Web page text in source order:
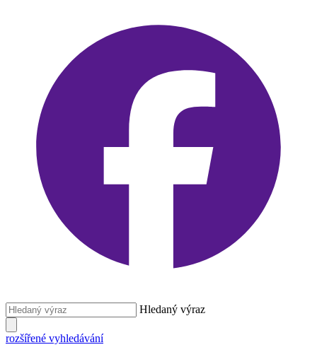
Hledaný výraz
rozšířené vyhledávání